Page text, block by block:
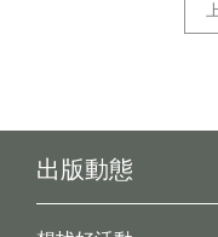
出版動態